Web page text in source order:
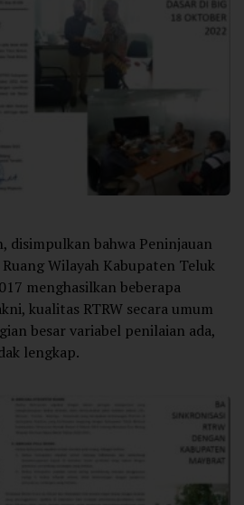
disimpulkan bahwa Peninjauan
Wilayah Kabupaten Teluk
menghasilkan beberapa
kualitas RTRW secara umum
besar variabel penilaian ada,
lengkap.